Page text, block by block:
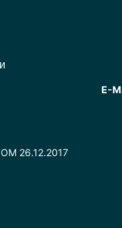
26.12.2017
E-